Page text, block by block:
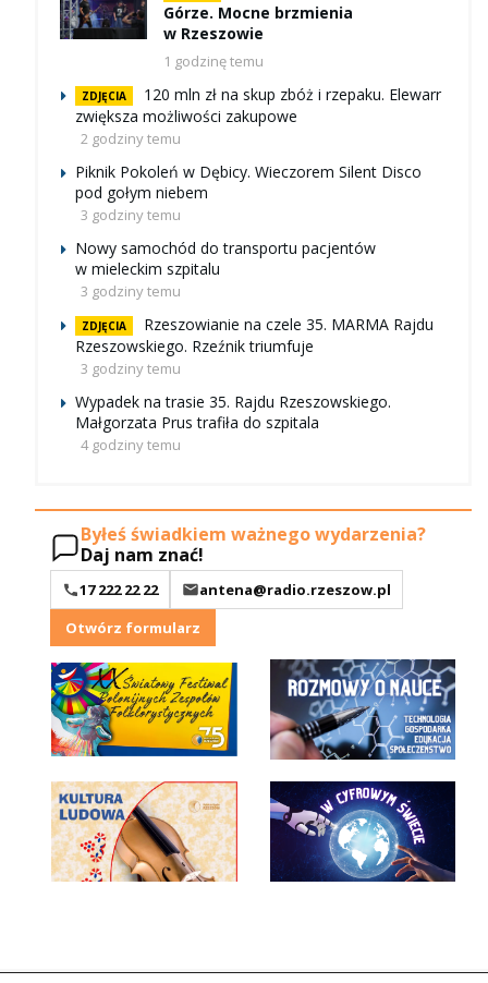
Górze. Mocne brzmienia
w Rzeszowie
1 godzinę temu
ZDJĘCIA
120 mln zł na skup zbóż i rzepaku. Elewarr
zwiększa możliwości zakupowe
2 godziny temu
Piknik Pokoleń w Dębicy. Wieczorem Silent Disco
pod gołym niebem
3 godziny temu
Nowy samochód do transportu pacjentów
w mieleckim szpitalu
3 godziny temu
ZDJĘCIA
Rzeszowianie na czele 35. MARMA Rajdu
Rzeszowskiego. Rzeźnik triumfuje
3 godziny temu
Wypadek na trasie 35. Rajdu Rzeszowskiego.
Małgorzata Prus trafiła do szpitala
4 godziny temu
Byłeś świadkiem ważnego wydarzenia?
Daj nam znać!
17 222 22 22
antena@radio.rzeszow.pl
Otwórz formularz